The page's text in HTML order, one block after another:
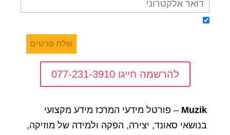
להרשמה חייגו 077-231-3910
Muzik – פורטל מידעי המרכז מידע מקצועי
בנושאי סאונד, יצירה, הפקה ולמידה של מוזיקה,